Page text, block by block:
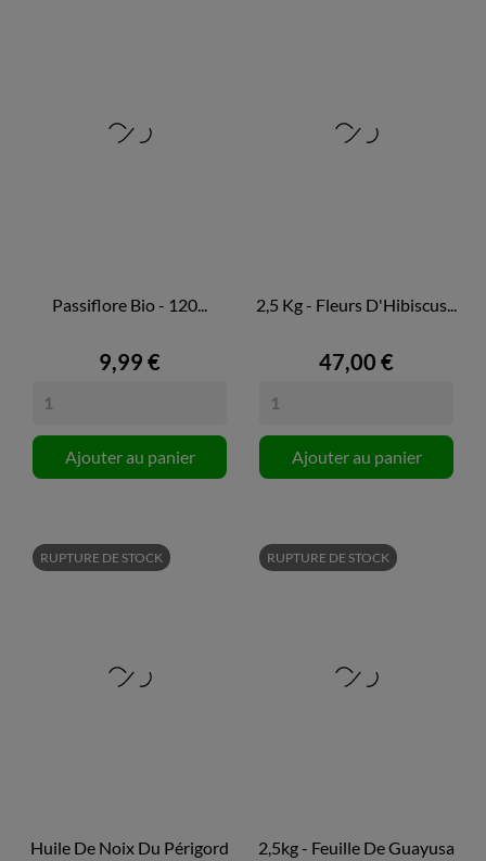
Passiflore Bio - 120...
9,99 €
Ajouter au panier
2,5 Kg - Fleurs D'Hibiscus...
47,00 €
Ajouter au panier
Huile De Noix Du Périgord
RUPTURE DE STOCK
2,5kg - Feuille De Guayusa
RUPTURE DE STOCK